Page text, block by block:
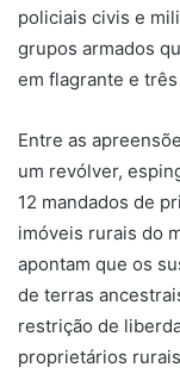
policiais civis e
grupos armados
em flagrante e
Entre as
um revólver,
12 mandados de
imóveis rurais do
apontam que os
de terras
restrição de
proprietários